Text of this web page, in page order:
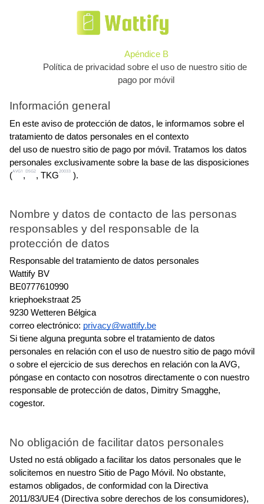
Apéndice B
Política de privacidad sobre el uso de nuestro sitio de
pago por móvil
Información general
En este aviso de protección de datos, le informamos sobre el
tratamiento de datos personales en el contexto
del uso de nuestro sitio de pago por móvil. Tratamos los datos
personales exclusivamente sobre la base de las disposiciones
(AVG1 ,DSG2, TKG20033 ).
Nombre y datos de contacto de las personas
responsables y del responsable de la
protección de datos
Responsable del tratamiento de datos personales
Wattify BV
BE0777610990
kriephoekstraat 25
9230 Wetteren Bélgica
correo electrónico: privacy@wattify.be
Si tiene alguna pregunta sobre el tratamiento de datos
personales en relación con el uso de nuestro sitio de pago móvil
o sobre el ejercicio de sus derechos en relación con la AVG,
póngase en contacto con nosotros directamente o con nuestro
responsable de protección de datos, Dimitry Smagghe,
cogestor.
No obligación de facilitar datos personales
Usted no está obligado a facilitar los datos personales que le
solicitemos en nuestro Sitio de Pago Móvil. No obstante,
estamos obligados, de conformidad con la Directiva
2011/83/UE4 (Directiva sobre derechos de los consumidores),